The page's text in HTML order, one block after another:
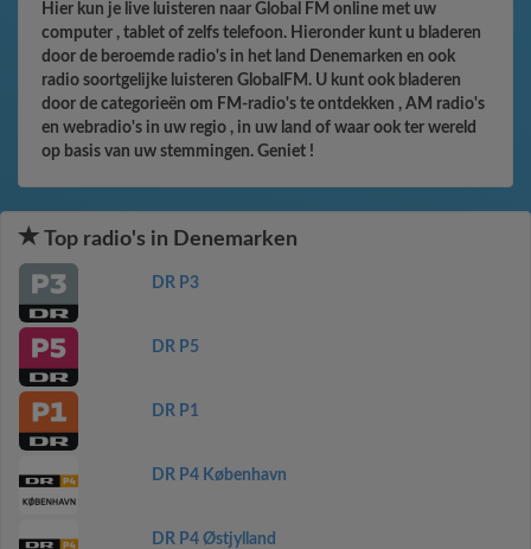
Hier kun je live luisteren naar Global FM online met uw
computer , tablet of zelfs telefoon. Hieronder kunt u bladeren
door de beroemde radio's in het land Denemarken en ook
radio soortgelijke luisteren GlobalFM. U kunt ook bladeren
door de categorieën om FM-radio's te ontdekken , AM radio's
en webradio's in uw regio , in uw land of waar ook ter wereld
op basis van uw stemmingen. Geniet !
Top radio's in Denemarken
DR P3
DR P5
DR P1
DR P4 København
DR P4 Østjylland